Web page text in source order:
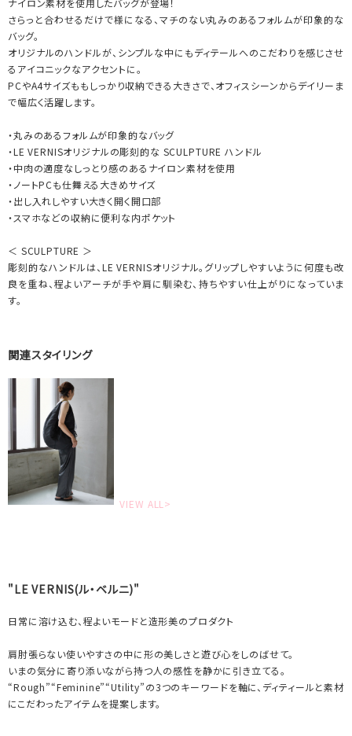
さらっと合わせるだけで様になる、マチのない丸みのあるフォルムが印象的な
バッグ。
オリジナルのハンドルが、シンプルな中にもディテールへのこだわりを感じさせ
るアイコニックなアクセントに。
PCやA4サイズももしっかり収納できる大きさで、オフィスシーンからデイリーま
で幅広く活躍します。
・丸みのあるフォルムが印象的なバッグ
・LE VERNISオリジナルの彫刻的な SCULPTURE ハンドル
・中肉の適度なしっとり感のあるナイロン素材を使用
・ノートPCも仕舞える大きめサイズ
・出し入れしやすい大きく開く開口部
・スマホなどの収納に便利な内ポケット
＜ SCULPTURE ＞
彫刻的なハンドルは、LE VERNISオリジナル。グリップしやすいように何度も改
良を重ね、程よいアーチが手や肩に馴染む、持ちやすい仕上がりになっていま
す。
関連スタイリング
VIEW ALL>
"LE VERNIS(ル・ベルニ)"
日常に溶け込む、程よいモードと造形美のプロダクト
肩肘張らない使いやすさの中に形の美しさと遊び心をしのばせて。
いまの気分に寄り添いながら持つ人の感性を静かに引き立てる。
“Rough”“Feminine”“Utility”の3つのキーワードを軸に、ディティールと素材
にこだわったアイテムを提案します。